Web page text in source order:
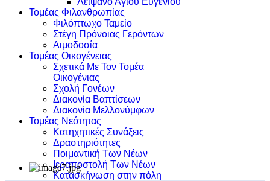
Τομέας Φιλανθρωπίας
Φιλόπτωχο Ταμείο
Στέγη Πρόνοιας Γερόντων
Αιμοδοσία
Τομέας Οικογένειας
Σχετικά Με Τον Τομέα
Οικογένιας
Σχολή Γονέων
Διακονία Βαπτίσεων
Διακονία Μελλονύμφων
Τομέας Νεότητας
Κατηχητικές Συνάξεις
Δραστηριότητες
Ποιμαντική Των Νέων
Ιεραποστολή Των Νέων
Κατασκήνωση στην πόλη